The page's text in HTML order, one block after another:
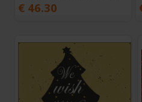
€ 46.30